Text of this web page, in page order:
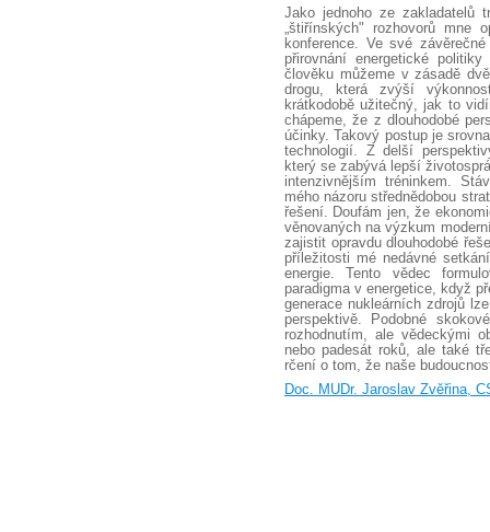
Jako jednoho ze zakladatelů
„štiřínských" rozhovorů mne
konference. Ve své
přirovnání energetické
člověku můžeme v zásadě
drogu, která zvýší
krátkodobě užitečný, jak to
chápeme, že z dlouhodobé
účinky. Takový postup je
technologií. Z delší
který se zabývá lepší
intenzivnějším tréninkem.
mého názoru střednědobou
řešení. Doufám jen, že
věnovaných na výzkum
zajistit opravdu dlouhodobé
příležitosti mé nedávné
energie. Tento vědec
paradigma v energetice, když
generace nukleárních zdrojů
perspektivě. Podobné
rozhodnutím, ale vědeckými
nebo padesát roků, ale také
rčení o tom, že naše
Doc. MUDr. Jaroslav Zvěřina,